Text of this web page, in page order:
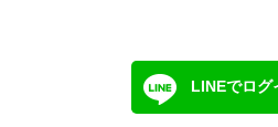
LINEでログ